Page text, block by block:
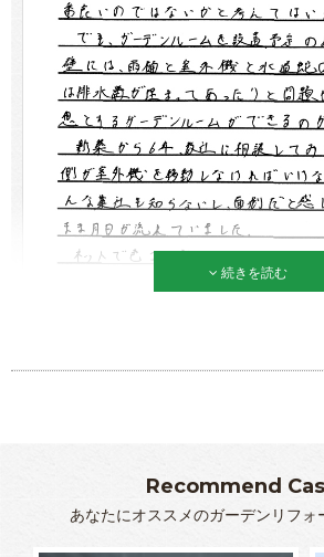
続きを読む
Recommend
あなたにオススメのガーデンリフォ